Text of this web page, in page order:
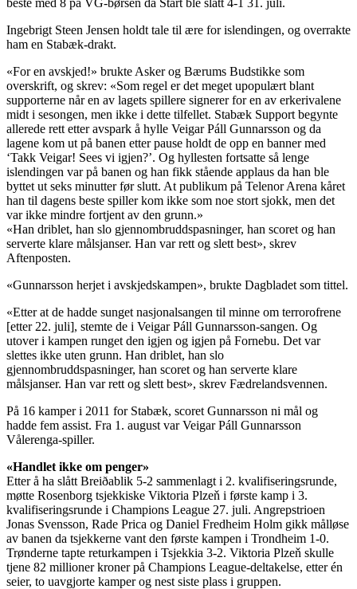
Ingebrigt Steen Jensen holdt tale til ære for islendingen, og overrakte
ham en Stabæk-drakt.
«For en avskjed!» brukte Asker og Bærums Budstikke som
overskrift, og skrev: «Som regel er det meget upopulært blant
supporterne når en av lagets spillere signerer for en av erkerivalene
midt i sesongen, men ikke i dette tilfellet. Stabæk Support begynte
allerede rett etter avspark å hylle Veigar Páll Gunnarsson og da
lagene kom ut på banen etter pause holdt de opp en banner med
‘Takk Veigar! Sees vi igjen?’. Og hyllesten fortsatte så lenge
islendingen var på banen og han fikk stående applaus da han ble
byttet ut seks minutter før slutt. At publikum på Telenor Arena kåret
han til dagens beste spiller kom ikke som noe stort sjokk, men det
var ikke mindre fortjent av den grunn.»
«Han driblet, han slo gjennombruddspasninger, han scoret og han
serverte klare målsjanser. Han var rett og slett best», skrev
Aftenposten.
«Gunnarsson herjet i avskjedskampen», brukte Dagbladet som tittel.
«Etter at de hadde sunget nasjonalsangen til minne om terrorofrene
[etter 22. juli], stemte de i Veigar Páll Gunnarsson-sangen. Og
utover i kampen runget den igjen og igjen på Fornebu. Det var
slettes ikke uten grunn. Han driblet, han slo
gjennombruddspasninger, han scoret og han serverte klare
målsjanser. Han var rett og slett best», skrev Fædrelandsvennen.
På 16 kamper i 2011 for Stabæk, scoret Gunnarsson ni mål og
hadde fem assist. Fra 1. august var Veigar Páll Gunnarsson
Vålerenga-spiller.
«Handlet ikke om penger»
Etter å ha slått Breiðablik 5-2 sammenlagt i 2. kvalifiseringsrunde,
møtte Rosenborg tsjekkiske Viktoria Plzeň i første kamp i 3.
kvalifiseringsrunde i Champions League 27. juli. Angrepstrioen
Jonas Svensson, Rade Prica og Daniel Fredheim Holm gikk målløse
av banen da tsjekkerne vant den første kampen i Trondheim 1-0.
Trønderne tapte returkampen i Tsjekkia 3-2. Viktoria Plzeň skulle
tjene 82 millioner kroner på Champions League-deltakelse, etter én
seier, to uavgjorte kamper og nest siste plass i gruppen.